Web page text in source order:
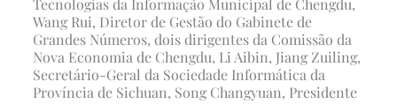
Tecnologias da Informação Municipal de Chengdu,
Wang Rui, Diretor de Gestão do Gabinete de
Grandes Números, dois dirigentes da Comissão da
Nova Economia de Chengdu, Li Aibin, Jiang Zuiling,
Secretário-Geral da Sociedade Informática da
Província de Sichuan, Song Changyuan, Presidente